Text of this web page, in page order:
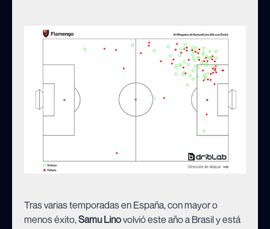
Tras varias temporadas en España, con mayor o
menos éxito,Samu Linovolvió este año a Brasil y está